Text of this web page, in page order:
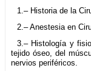
1.– Historia de la
2.– Anestesia en
3.– Histología y
tejido óseo, del
nervios periféricos.